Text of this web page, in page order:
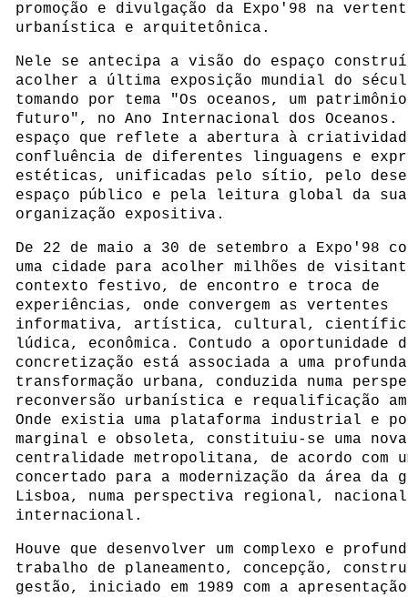
promoção e divulgação da Expo'98 na
urbanística e arquitetônica.
Nele se antecipa a visão do espaço
acolher a última exposição mundial do
tomando por tema "Os oceanos, um
futuro", no Ano Internacional dos Oceanos.
espaço que reflete a abertura à
confluência de diferentes linguagens e
estéticas, unificadas pelo sítio, pelo
espaço público e pela leitura global da sua
organização expositiva.
De 22 de maio a 30 de setembro a Expo'98
uma cidade para acolher milhões de
contexto festivo, de encontro e troca de
experiências, onde convergem as vertentes
informativa, artística, cultural,
lúdica, econômica. Contudo a oportunidade
concretização está associada a uma profunda
transformação urbana, conduzida numa
reconversão urbanística e requalificação
Onde existia uma plataforma industrial e
marginal e obsoleta, constituiu-se uma nova
centralidade metropolitana, de acordo com
concertado para a modernização da área da
Lisboa, numa perspectiva regional,
internacional.
Houve que desenvolver um complexo e
trabalho de planeamento, concepção,
gestão, iniciado em 1989 com a